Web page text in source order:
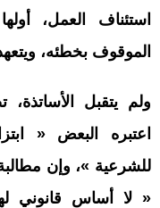
استئناف العمل،
الموقوف بخطئه،
ولم يتقبل
اعتبره البعض «
للشرعية »، وإن مطالبة
« لا أساس قانوني